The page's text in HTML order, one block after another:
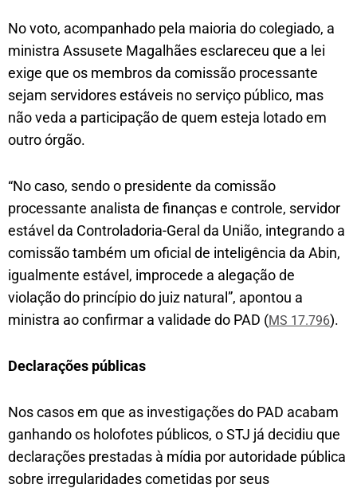
No voto, acompanhado pela maioria do colegiado, a
ministra Assusete Magalhães esclareceu que a lei
exige que os membros da comissão processante
sejam servidores estáveis no serviço público, mas
não veda a participação de quem esteja lotado em
outro órgão.
“No caso, sendo o presidente da comissão
processante analista de finanças e controle, servidor
estável da Controladoria-Geral da União, integrando a
comissão também um oficial de inteligência da Abin,
igualmente estável, improcede a alegação de
violação do princípio do juiz natural”, apontou a
ministra ao confirmar a validade do PAD (MS 17.796).
Declarações púb​licas
Nos casos em que as investigações do PAD acabam
ganhando os holofotes públicos, o STJ já decidiu que
declarações prestadas à mídia por autoridade pública
sobre irregularidades cometidas por seus